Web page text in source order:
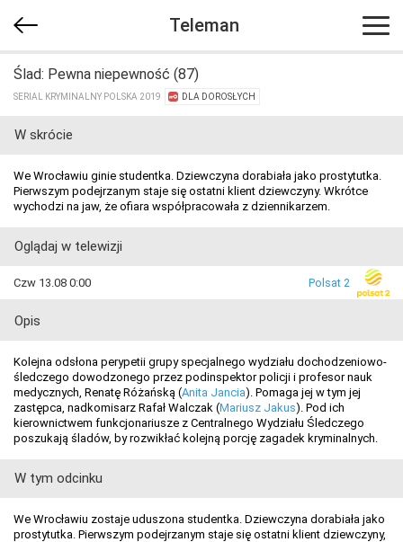
Teleman
Ślad: Pewna niepewność (87)
SERIAL KRYMINALNY POLSKA 2019 DLA DOROSŁYCH
W skrócie
We Wrocławiu ginie studentka. Dziewczyna dorabiała jako prostytutka.
Pierwszym podejrzanym staje się ostatni klient dziewczyny. Wkrótce
wychodzi na jaw, że ofiara współpracowała z dziennikarzem.
Oglądaj w telewizji
Czw 13.08 0:00 Polsat 2
Opis
Kolejna odsłona perypetii grupy specjalnego wydziału dochodzeniowo-
śledczego dowodzonego przez podinspektor policji i profesor nauk
medycznych, Renatę Różańską (Anita Jancia). Pomaga jej w tym jej
zastępca, nadkomisarz Rafał Walczak (Mariusz Jakus). Pod ich
kierownictwem funkcjonariusze z Centralnego Wydziału Śledczego
poszukają śladów, by rozwikłać kolejną porcję zagadek kryminalnych.
W tym odcinku
We Wrocławiu zostaje uduszona studentka. Dziewczyna dorabiała jako
prostytutka. Pierwszym podejrzanym staje się ostatni klient dziewczyny,